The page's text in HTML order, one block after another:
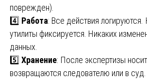
поврежден).
4️⃣ Работа: Все действия
утилиты фиксируется. Никаких
данных.
5️⃣ Хранение: После экспертизы
возвращаются следователю или в суд.